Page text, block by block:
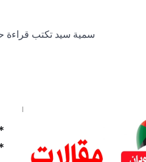
سمية سيد تكتب قراءة